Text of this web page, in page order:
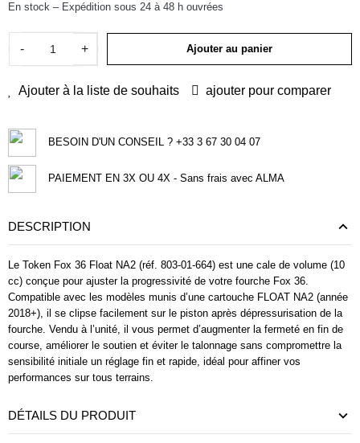
En stock – Expédition sous 24 à 48 h ouvrées
- + Ajouter au panier
Ajouter à la liste de souhaits ajouter pour comparer
BESOIN D'UN CONSEIL ? +33 3 67 30 04 07
PAIEMENT EN 3X OU 4X - Sans frais avec ALMA
DESCRIPTION
Le Token Fox 36 Float NA2 (réf. 803‑01‑664) est une cale de volume (10
cc) conçue pour ajuster la progressivité de votre fourche Fox 36.
Compatible avec les modèles munis d’une cartouche FLOAT NA2 (année
2018+), il se clipse facilement sur le piston après dépressurisation de la
fourche. Vendu à l’unité, il vous permet d’augmenter la fermeté en fin de
course, améliorer le soutien et éviter le talonnage sans compromettre la
sensibilité initiale un réglage fin et rapide, idéal pour affiner vos
performances sur tous terrains.
DÉTAILS DU PRODUIT